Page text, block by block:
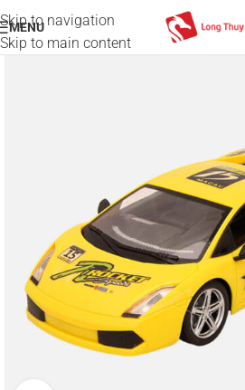
Skip to navigation
Skip to main content
MENU